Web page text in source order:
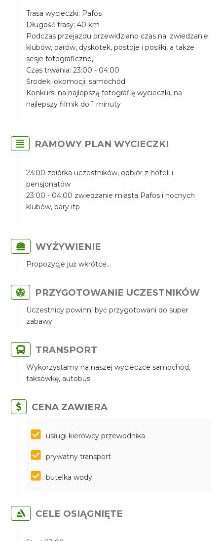
Trasa wycieczki: Pafos
Długość trasy: 40 km
Podczas przejazdu przewidziano czas na: zwiedzanie
klubów, barów, dyskotek, postoje i posiłki, a także
sesje fotograficzne,
Czas trwania: 23:00 - 04:00
Środek lokomocji: samochód
Konkurs: na najlepszą fotografię wycieczki, na
najlepszy filmik do 1 minuty
RAMOWY PLAN WYCIECZKI
23:00 zbiórka uczestników, odbiór z hoteli i
pensjonatów
23:00 - 04:00 zwiedzanie miasta Pafos i nocnych
klubów, bary itp
WYŻYWIENIE
Propozycje już wkrótce...
PRZYGOTOWANIE UCZESTNIKÓW
Uczestnicy powinni być przygotowani do super
zabawy.
TRANSPORT
Wykorzystamy na naszej wycieczce samochód,
taksówkę, autobus.
CENA ZAWIERA
​​​​​​​usługi kierowcy przewodnika
prywatny transport
butelka wody
CELE OSIĄGNIĘTE